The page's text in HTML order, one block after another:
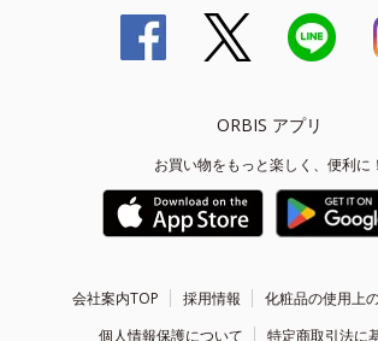
ORBIS アプリ
お買い物をもっと楽しく、便利に！
会社案内TOP 採用情報
化粧品の使用上
個人情報保護について
特定商取引法に